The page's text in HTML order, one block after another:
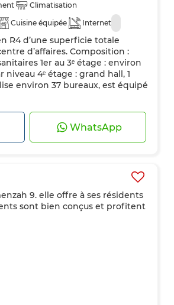
Climatisation
Cuisine équipée Internet
R4 d’une superficie totale
d’affaires. Composition :
1er au 3ᵉ étage : environ
niveau 4ᵉ étage : grand hall, 1
environ 37 bureaux, est équipé
WhatsApp
9. elle offre à ses résidents
sont bien conçus et profitent